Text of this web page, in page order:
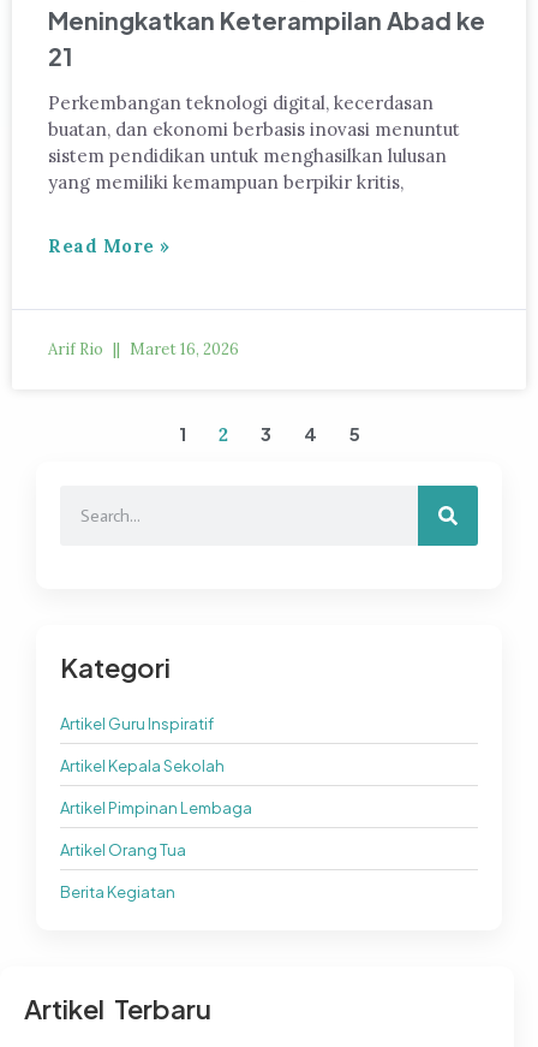
Meningkatkan Keterampilan Abad ke
21
Perkembangan teknologi digital, kecerdasan
buatan, dan ekonomi berbasis inovasi menuntut
sistem pendidikan untuk menghasilkan lulusan
yang memiliki kemampuan berpikir kritis,
Read More »
Arif Rio Maret 16, 2026
1 2 3 4 5
Kategori
Artikel Guru Inspiratif
Artikel Kepala Sekolah
Artikel Pimpinan Lembaga
Artikel Orang Tua
Berita Kegiatan
Artikel Terbaru